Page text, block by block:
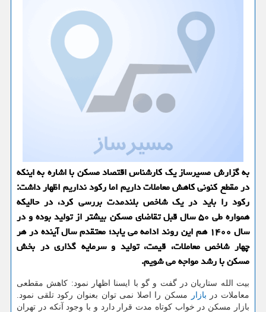
به گزارش مسیرساز یک کارشناس اقتصاد مسکن با اشاره به اینکه
در مقطع کنونی کاهش معاملات داریم اما رکود نداریم اظهار داشت:
رکود را باید در یک شاخص بلندمدت بررسی کرد، در حالیکه
همواره طی ۵۰ سال قبل تقاضای مسکن بیشتر از تولید بوده و در
سال ۱۴۰۰ هم این روند ادامه می یابد؛ معتقدم سال آینده در هر
چهار شاخص معاملات، قیمت، تولید و سرمایه گذاری در بخش
مسکن با رشد مواجه می شویم.
بیت الله ستاریان در گفت و گو با ایسنا اظهار نمود: کاهش مقطعی
معاملات در بازار
مسکن را اصلا نمی توان بعنوان رکود تلقی نمود.
بازار مسکن در خواب کوتاه مدت قرار دارد و با وجود آنکه در تهران